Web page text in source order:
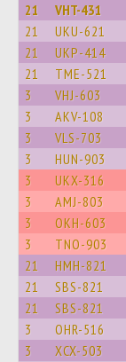
21 VHT-431
21 UKU-621
21 UKP-414
21 TME-521
3 VHJ-603
3 AKV-108
3 VLS-703
3 HUN-903
3 UKX-316
3 AMJ-803
3 OKH-603
3 TNO-903
21 HMH-821
21 SBS-821
21 SBS-821
3 OHR-516
3 XCX-503